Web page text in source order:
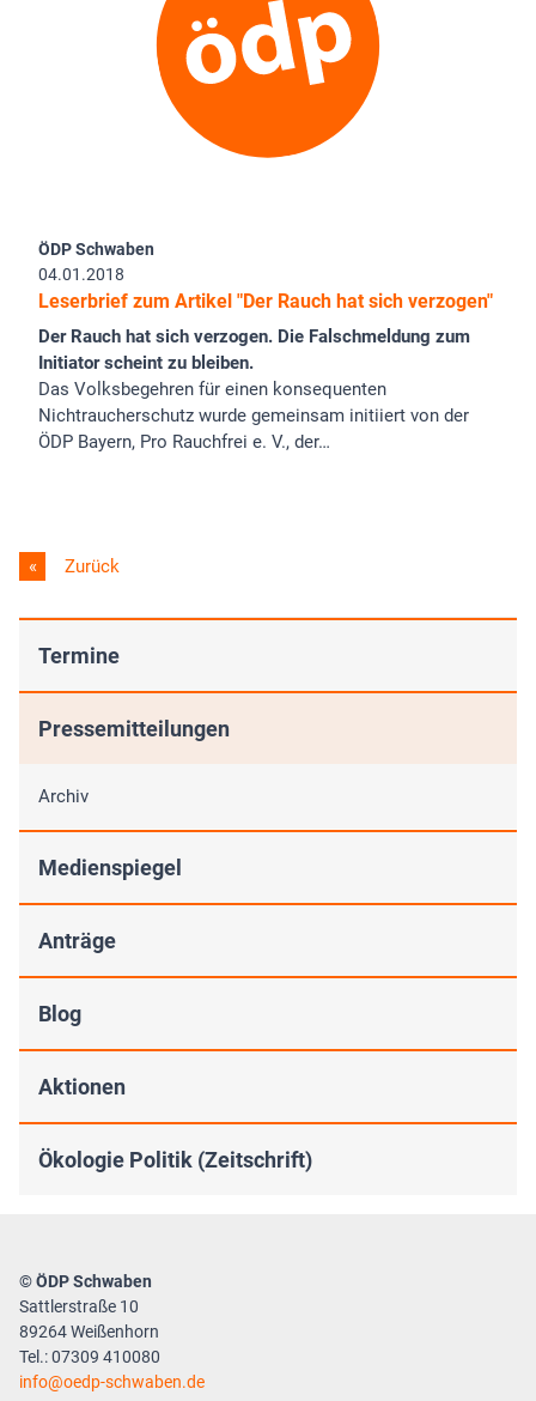
ÖDP Schwaben
04.01.2018
Leserbrief zum Artikel "Der Rauch hat sich verzogen"
Der Rauch hat sich verzogen. Die Falschmeldung zum
Initiator scheint zu bleiben.
Das Volksbegehren für einen konsequenten
Nichtraucherschutz wurde gemeinsam initiiert von der
ÖDP Bayern, Pro Rauchfrei e. V., der…
Zurück
Termine
Pressemitteilungen
Archiv
Medienspiegel
Anträge
Blog
Aktionen
Ökologie Politik (Zeitschrift)
© ÖDP Schwaben
Sattlerstraße 10
89264 Weißenhorn
Tel.: 07309 410080
info
oedp-schwaben.de